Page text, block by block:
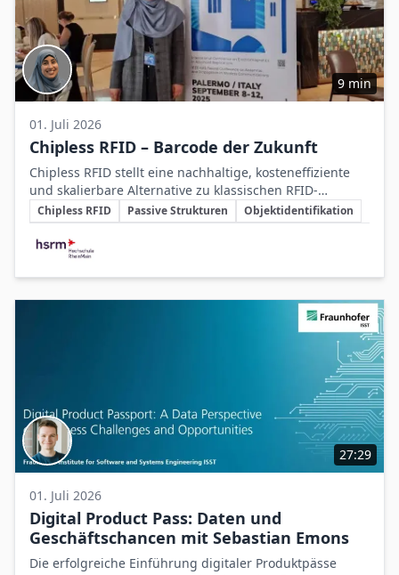
9 min
01. Juli 2026
Chipless RFID – Barcode der Zukunft
Chipless RFID stellt eine nachhaltige, kosteneffiziente
und skalierbare Alternative zu klassischen RFID-
Systemen dar, indem es die Information in passiven
Strukturen speichert und damit die Abhängigkeit von
Siliziumchips eliminiert.
Schlüsselthemen
Chipless RFID Passive Strukturen Objektidentifikation
Beteiligte Unternehmen
27:29
01. Juli 2026
Digital Product Pass: Daten und
Geschäftschancen mit Sebastian Emons
Die erfolgreiche Einführung digitaler Produktpässe